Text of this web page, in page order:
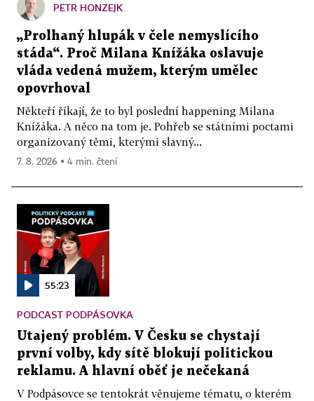
PETR HONZEJK
„Prolhaný hlupák v čele nemyslícího
stáda“. Proč Milana Knížáka oslavuje
vláda vedená mužem, kterým umělec
opovrhoval
Někteří říkají, že to byl poslední happening Milana
Knížáka. A něco na tom je. Pohřeb se státními poctami
organizovaný těmi, kterými slavný...
7. 8. 2026 ▪ 4 min. čtení
55:23
PODCAST PODPÁSOVKA
Utajený problém. V Česku se chystají
první volby, kdy sítě blokují politickou
reklamu. A hlavní oběť je nečekaná
V Podpásovce se tentokrát věnujeme tématu, o kterém